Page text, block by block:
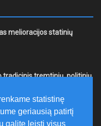
melioracijos statinių
tradicinis tremtinių, politinių
statistinę
geriausią patirtį
galite leisti visus